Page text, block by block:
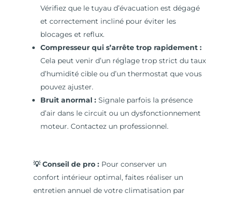
Vérifiez que le tuyau d’évacuation est dégagé
et correctement incliné pour éviter les
blocages et reflux.
Compresseur qui s’arrête trop rapidement :
Cela peut venir d’un réglage trop strict du taux
d’humidité cible ou d’un thermostat que vous
pouvez ajuster.
Bruit anormal :Signale parfois la présence
d’air dans le circuit ou un dysfonctionnement
moteur. Contactez un professionnel.
💡 Conseil de pro : Pour conserver un
confort intérieur optimal, faites réaliser un
entretien annuel de votre climatisation par